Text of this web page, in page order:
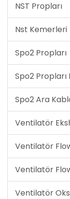
NST Propları
Nst Kemerleri
Spo2 Propları
Spo2
Spo2 Ara
Ventilatör
Ventilatör
Ventilatör
Ventilatör